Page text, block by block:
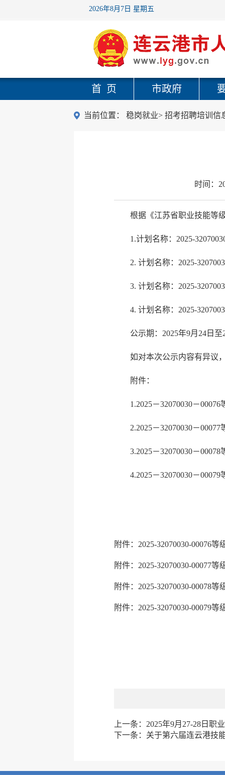
2026年8月7日 星期五
首 页 市政府
当前位置： 稳岗就业> 招考招聘培训信
时间：
根据《江苏省职业技能等
1.计划名称：2025-
2. 计划名称：2025-
3. 计划名称：2025-
4. 计划名称：2025-
公示期：2025年9月24日
如对本次公示内容有异议
附件：
1.2025－32070030－
2.2025－32070030－
3.2025－32070030－
4.2025－32070030－
附件：2025-32070030-00076
附件：2025-32070030-00077
附件：2025-32070030-00078
附件：2025-32070030-00079
上一条： 2025年9月27-28日职
下一条： 关于第六届连云港技